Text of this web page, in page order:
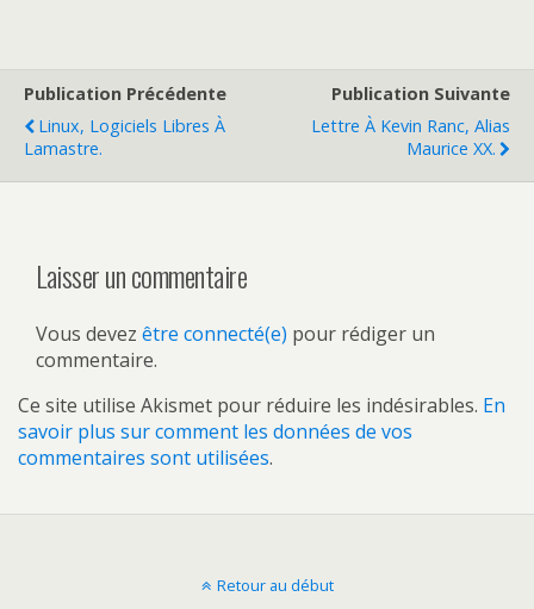
Publication Précédente
Linux, Logiciels Libres À
Lamastre.
Publication Suivante
Lettre À Kevin Ranc, Alias
Maurice XX.
Laisser un commentaire
Vous devez être connecté(e) pour rédiger un
commentaire.
Ce site utilise Akismet pour réduire les indésirables. En
savoir plus sur comment les données de vos
commentaires sont utilisées.
Retour au début